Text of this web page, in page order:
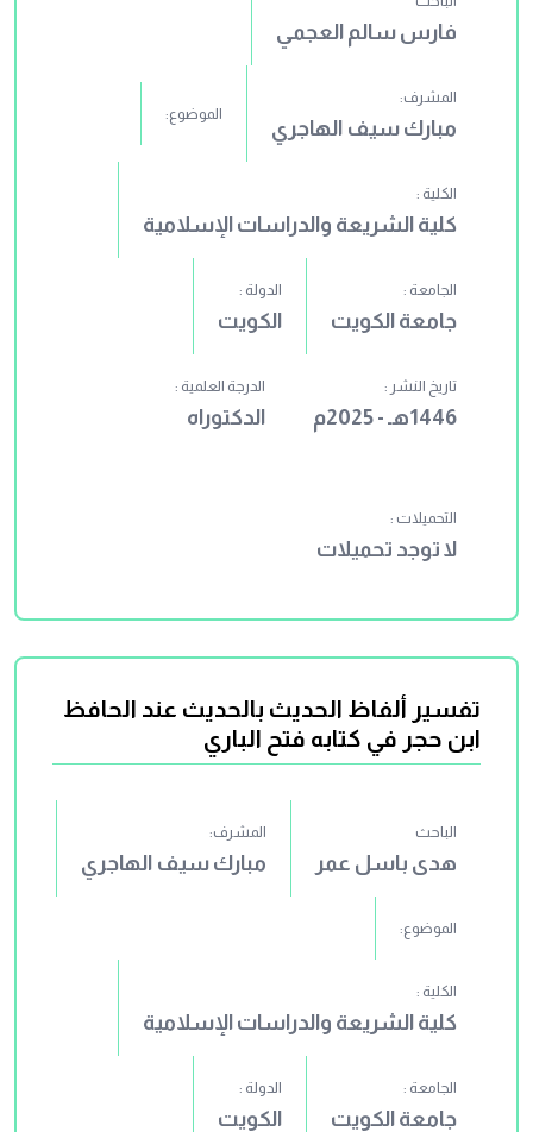
فارس سالم العجمي
المشرف:
مبارك سيف الهاجري
الموضوع:
الكلية :
كلية الشريعة والدراسات الإسلامية
الجامعة :
جامعة الكويت
الدولة :
الكويت
تاريخ النشر :
1446هـ - 2025م
الدرجة العلمية :
الدكتوراه
التحميلات :
لا توجد تحميلات
تفسير ألفاظ الحديث بالحديث عند الحافظ
ابن حجر في كتابه فتح الباري
الباحث
هدى باسل عمر
المشرف:
مبارك سيف الهاجري
الموضوع:
الكلية :
كلية الشريعة والدراسات الإسلامية
الجامعة :
جامعة الكويت
الدولة :
الكويت